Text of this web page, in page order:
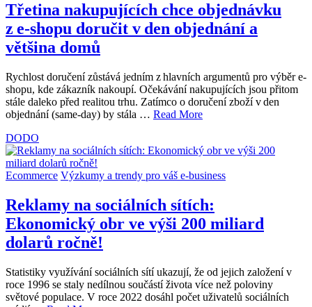
Třetina nakupujících chce objednávku
z e-shopu doručit v den objednání a
většina domů
Rychlost doručení zůstává jedním z hlavních argumentů pro výběr e-
shopu, kde zákazník nakoupí. Očekávání nakupujících jsou přitom
stále daleko před realitou trhu. Zatímco o doručení zboží v den
objednání (same-day) by stála … Read More
DODO
Ecommerce Výzkumy a trendy pro váš e-business
Reklamy na sociálních sítích:
Ekonomický obr ve výši 200 miliard
dolarů ročně!
Statistiky využívání sociálních sítí ukazují, že od jejich založení v
roce 1996 se staly nedílnou součástí života více než poloviny
světové populace. V roce 2022 dosáhl počet uživatelů sociálních